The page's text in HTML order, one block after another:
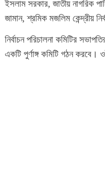
ইসলাম সরকার, জাতীয় নাগরিক
জামান, শ্রমিক মজলিম কেন্দ্রীয়
নির্বাচন পরিচালনা কমিটির
একটি পুর্ণাঙ্গ কমিটি গঠন করবে।